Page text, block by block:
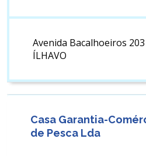
Avenida Bacalhoeiros
ÍLHAVO
Casa Garantia-
de Pesca Lda